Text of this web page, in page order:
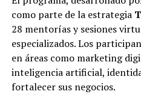
como parte de la estrategia
28 mentorías y sesiones
especializados. Los
en áreas como marketing
inteligencia artificial,
fortalecer sus negocios.